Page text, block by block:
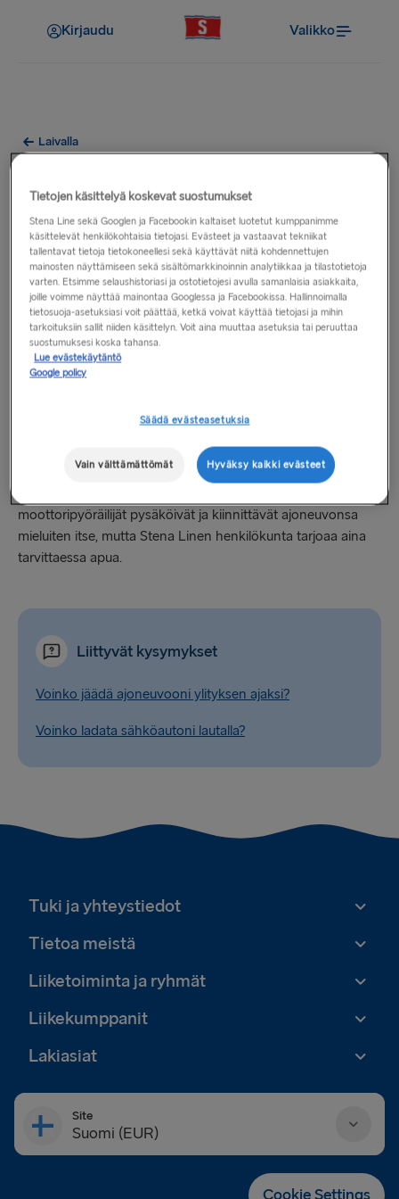
Kirjaudu Valikko
Laivalla
kiinnitetään lautoilla?
Sinua pyydetään pysäköimään autokannella alueelle, jonne
voi kiinnittää moottoripyöriä. Kiinnitä sidontaliinan toinen
pää kannen X:n muotoiseen kiinnityspisteeseen. Kuljeta liina
moottoripyörän istuimen yli (suosittelemme, että laitat jotain,
esimerkiksi käsineet, sidontaliinan ja istuimen väliin), ja
kiinnitä sitten sidontaliina moottoripyörän toisella puolella
moottoripyörän paikallaan. Tarkista, että moottoripyöräsi on
moottoripyöräilijät pysäköivät ja kiinnittävät ajoneuvonsa
mieluiten itse, mutta Stena Linen henkilökunta tarjoaa aina
tarvittaessa apua.
Liittyvät kysymykset
Voinko jäädä ajoneuvooni ylityksen ajaksi?
Voinko ladata sähköautoni lautalla?
Tuki ja yhteystiedot
Tietoa meistä
Liiketoiminta ja ryhmät
Liikekumppanit
Lakiasiat
Site
Suomi (EUR)
Cookie Settings
Tietojen käsittelyä koskevat suostumukset
Stena Line sekä Googlen ja Facebookin kaltaiset luotetut kumppanimme
käsittelevät henkilökohtaisia tietojasi. Evästeet ja vastaavat tekniikat
tallentavat tietoja tietokoneellesi sekä käyttävät niitä kohdennettujen
mainosten näyttämiseen sekä sisältömarkkinoinnin analytiikkaa ja tilastotietoja
varten. Etsimme selaushistoriasi ja ostotietojesi avulla samanlaisia asiakkaita,
joille voimme näyttää mainontaa Googlessa ja Facebookissa. Hallinnoimalla
tietosuoja-asetuksiasi voit päättää, ketkä voivat käyttää tietojasi ja mihin
tarkoituksiin sallit niiden käsittelyn. Voit aina muuttaa asetuksia tai peruuttaa
suostumuksesi koska tahansa.
Lue evästekäytäntö
Google policy
Säädä evästeasetuksia
Vain välttämättömät Hyväksy kaikki evästeet